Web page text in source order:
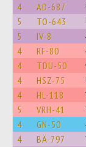
4 AD-687
5 TO-643
5 IV-8
4 RF-80
4 TDU-50
4 HSZ-75
4 HL-118
5 VRH-41
4 GN-50
4 BÄ-797